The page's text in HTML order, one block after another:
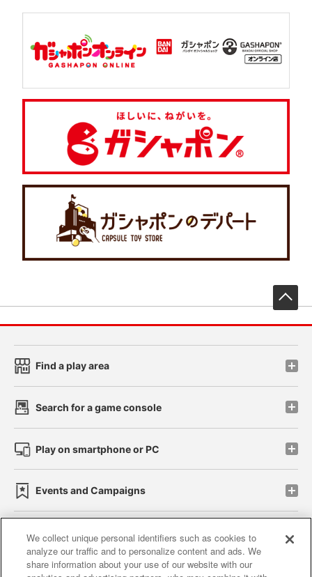
Find a play area
Search for a game console
Play on smartphone or PC
Events and Campaigns
Affiliate Sustainability site policy privacy policy
We collect unique personal identifiers such as cookies to
analyze our traffic and to personalize content and ads. We
share information about your use of our website with our